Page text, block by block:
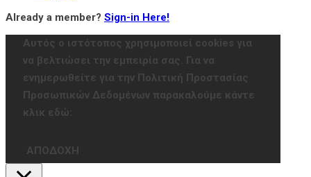
Already a member? Sign-in Here!
Αυτός ο ιστότοπος χρησιμοποιεί cookies για
να βελτιώσει την εμπειρία σας. Για να
ενημερωθείτε για την Πολιτική Προστασίας
Προσωπικών Δεδομένων παρακαλούμε κάντε
κλικ εδώ:
ΑΠΟΔΟΧΗ